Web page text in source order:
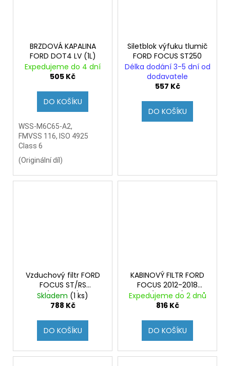
BRZDOVÁ KAPALINA
FORD DOT4 LV (1L)
Expedujeme do 4 dní
505 Kč
DO KOŠÍKU
WSS-M6C65-A2,
FMVSS 116, ISO 4925
Class 6
(Originální díl)
Siletblok výfuku tlumič
FORD FOCUS ST250
Délka dodání 3-5 dní od
dodavatele
557 Kč
DO KOŠÍKU
Vzduchový filtr FORD
FOCUS ST/RS
(Originál)
Skladem (1 ks)
788 Kč
DO KOŠÍKU
KABINOVÝ FILTR FORD
FOCUS 2012-2018
(Originál)
Expedujeme do 2 dnů
816 Kč
DO KOŠÍKU